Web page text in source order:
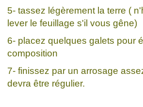
5- tassez légèrement la terre (
lever le feuillage s'il vous gêne)
6- placez quelques galets pour
composition
7- finissez par un arrosage
devra être régulier.